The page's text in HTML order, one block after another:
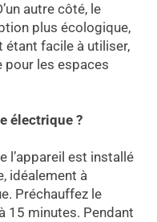
autre côté, le
plus écologique,
étant facile à utiliser,
pour les espaces
électrique ?
l’appareil est installé
idéalement à
Préchauffez le
15 minutes. Pendant